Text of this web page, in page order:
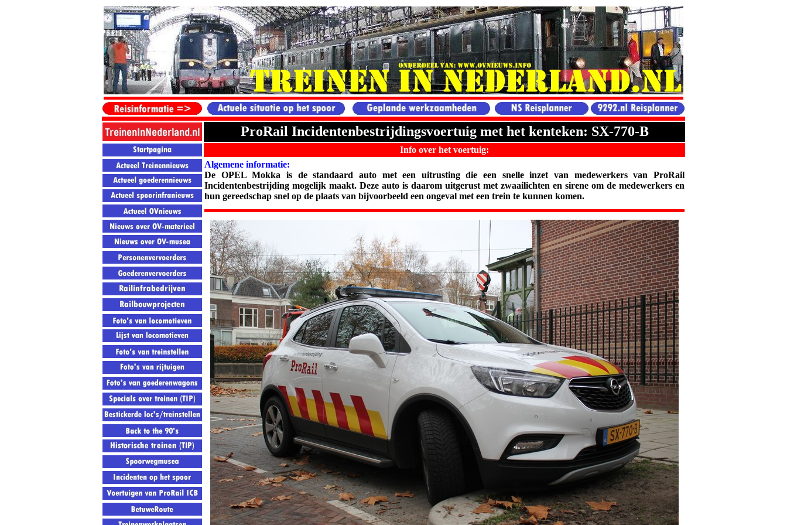
ProRail Incidentenbestrijdingsvoertuig met het kenteken: SX-770-B
Info over het voertuig:
Algemene informatie:
De OPEL Mokka is de standaard auto met een uitrusting die een snelle inzet van medewerkers van ProRail
Incidentenbestrijding mogelijk maakt. Deze auto is daarom uitgerust met zwaailichten en sirene om de medewerkers en
hun gereedschap snel op de plaats van bijvoorbeeld een ongeval met een trein te kunnen komen.